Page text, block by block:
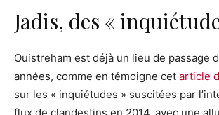
Jadis, des «
Ouistreham est déjà un lieu de passage
années, comme en témoigne cet article
sur les « inquiétudes » suscitées par